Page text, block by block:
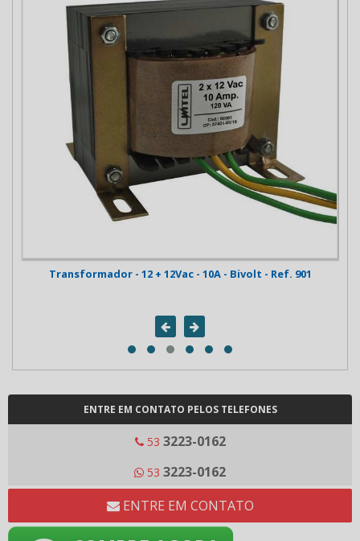
Transformador - 12 + 12Vac - 10A - Bivolt - Ref. 901
ENTRE EM CONTATO PELOS TELEFONES
53 3223-0162
53 3223-0162
ENTRE EM CONTATO